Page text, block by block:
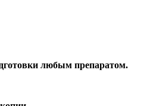
любым препаратом.